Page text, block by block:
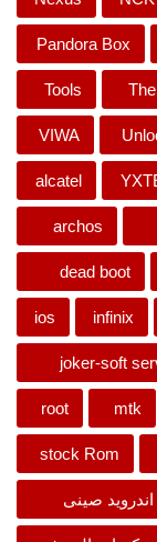
Pandora Box
Tools
VIWA
alcatel
archos
dead boot
infinix
ios
joker-soft
mtk
root
stock Rom
اندرويد صينى